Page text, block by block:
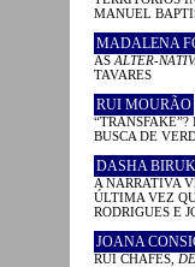
MANUEL
MADALENA
AS ALTER-
TAVARES
RUI MOURÃO
BUSCA DE
DASHA
A NARRATIVA
ÚLTIMA VEZ
RODRIGUES E
JOANA
RUI CHAFES,